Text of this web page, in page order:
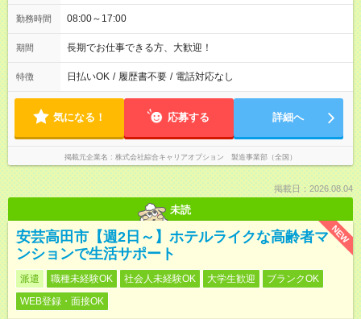
勤務時間 08:00～17:00
期間 長期でお仕事できる方、大歓迎！
特徴 日払いOK / 履歴書不要 / 電話対応なし
気になる！ 応募する 詳細へ
掲載元企業名 株式会社綜合キャリアオプション 製造事業部（全国）
掲載日：2026.08.04
未読
NEW
安芸高田市【週2日～】ホテルライクな高齢者マ
ンションで生活サポート
派遣 職種未経験OK 社会人未経験OK 大学生歓迎
ブランクOK
WEB登録・面接OK